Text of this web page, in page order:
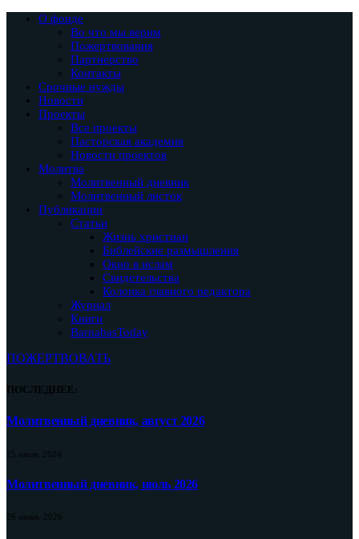
О фонде
Во что мы верим
Пожертвования
Партнерство
Контакты
Срочные нужды
Новости
Проекты
Все проекты
Пасторская академия
Новости проектов
Молитва
Молитвенный дневник
Молитвенный листок
Публикации
Статьи
Жизнь христиан
Библейские размышления
Окно в ислам
Свидетельства
Колонка главного редактора
Журнал
Книги
BarnabasToday
ПОЖЕРТВОВАТЬ
ПОСЛЕДНЕЕ:
Молитвенный дневник, август 2026
25 июля, 2026
Молитвенный дневник, июль 2026
26 июня, 2026